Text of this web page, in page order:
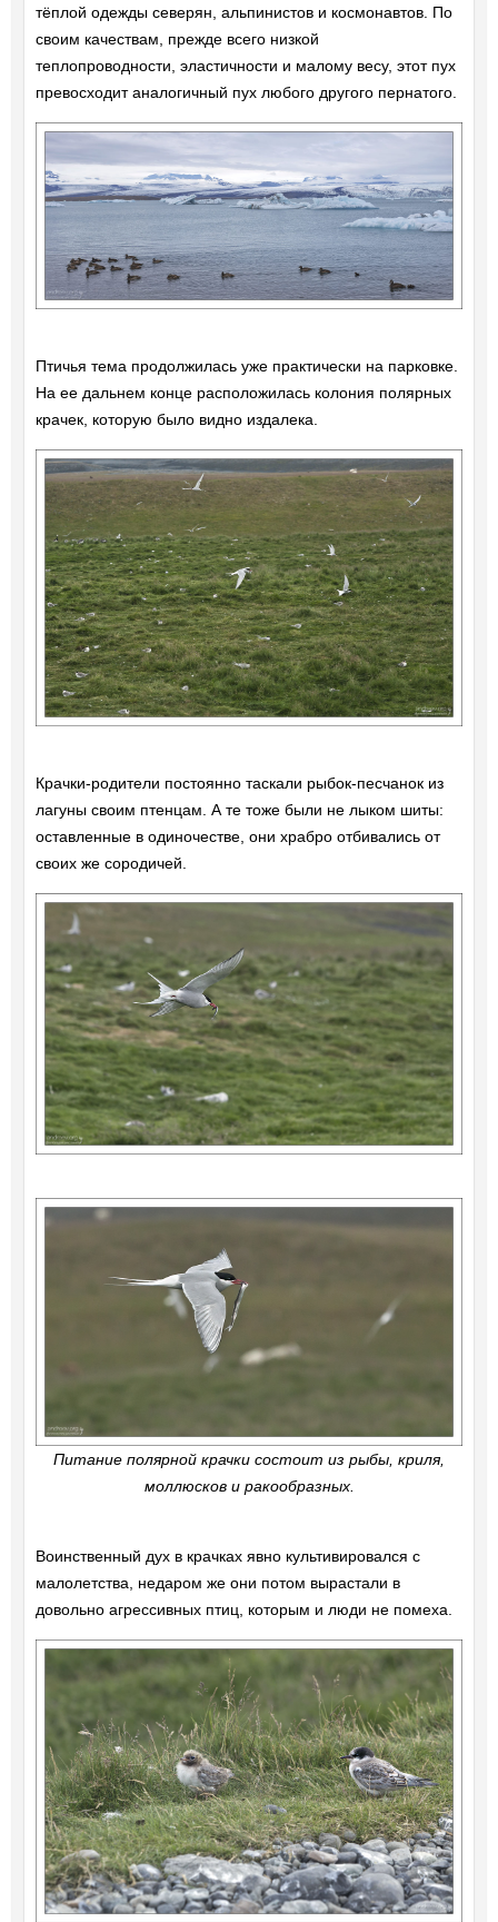
тёплой одежды северян, альпинистов и космонавтов. По
своим качествам, прежде всего низкой
теплопроводности, эластичности и малому весу, этот пух
превосходит аналогичный пух любого другого пернатого.
Птичья тема продолжилась уже практически на парковке.
На ее дальнем конце расположилась колония полярных
крачек, которую было видно издалека.
Крачки-родители постоянно таскали рыбок-песчанок из
лагуны своим птенцам. А те тоже были не лыком шиты:
оставленные в одиночестве, они храбро отбивались от
своих же сородичей.
Питание полярной крачки состоит из рыбы, криля,
моллюсков и ракообразных.
Воинственный дух в крачках явно культивировался с
малолетства, недаром же они потом вырастали в
довольно агрессивных птиц, которым и люди не помеха.